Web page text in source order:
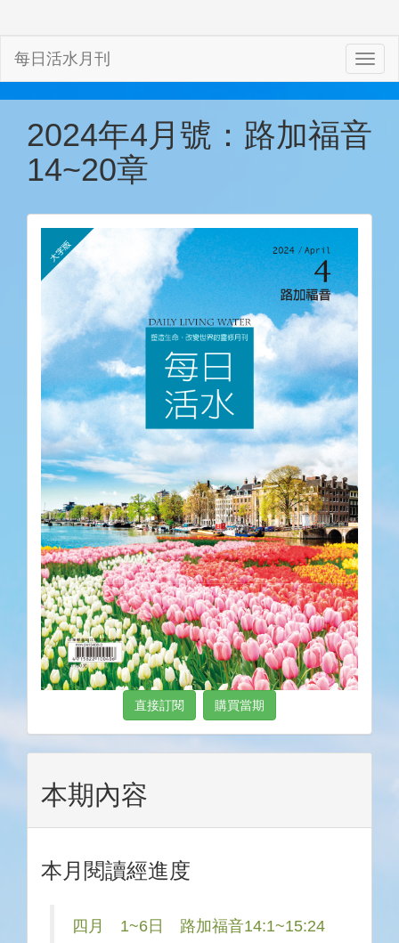
每日活水月刊
2024年4月號：路加福音
14~20章
直接訂閱 購買當期
本期內容
本月閱讀經進度
四月 1~6日 路加福音14:1~15:24